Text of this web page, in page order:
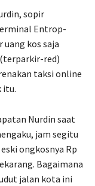
sopir
Entrop-
uang kos saja
red)
taksi online
itu.
Nurdin saat
jam segitu
ongkosnya Rp
Bagaimana
jalan kota ini